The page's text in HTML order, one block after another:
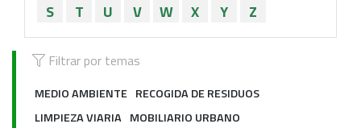
S
T U V W X Y Z
Filtrar por temas
MEDIO AMBIENTE RECOGIDA DE RESIDUOS
LIMPIEZA VIARIA MOBILIARIO URBANO